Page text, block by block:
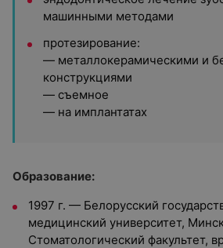
машинными методами
протезирование:
— металлокерамическими и
конструкциями
— съемное
— на имплантатах
Образование:
1997 г. — Белорусский
медицинский университет,
Стоматологический факультет,